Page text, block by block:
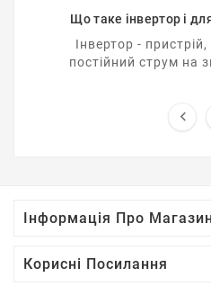
Що таке інвертор і
Інвертор -
постійний струм на

Інформація Про
Корисні Посилання